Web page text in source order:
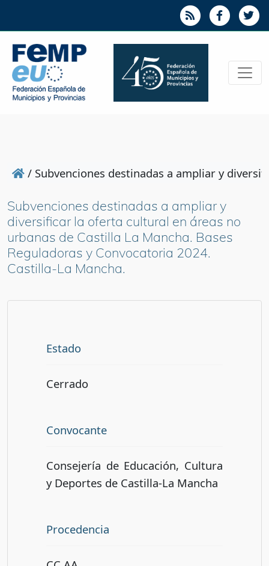
/ Subvenciones destinadas a ampliar y
Subvenciones destinadas a ampliar y
diversificar la oferta cultural en áreas no
urbanas de Castilla La Mancha. Bases
Reguladoras y Convocatoria 2024.
Castilla-La Mancha.
Estado
Cerrado
Convocante
Consejería de Educación, Cultura
y Deportes de Castilla-La Mancha
Procedencia